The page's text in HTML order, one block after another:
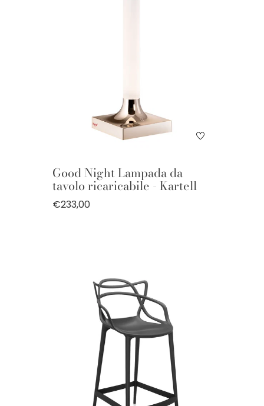
Good Night Lampada da
tavolo ricaricabile - Kartell
€233,00